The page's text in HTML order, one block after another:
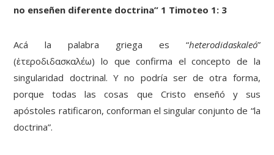
no enseñen diferente doctrina” 1 Timoteo 1: 3
Acá la palabra griega es “heterodidaskaleó”
(ἑτεροδιδασκαλέω) lo que confirma el concepto de la
singularidad doctrinal. Y no podría ser de otra forma,
porque todas las cosas que Cristo enseñó y sus
apóstoles ratificaron, conforman el singular conjunto de “la
doctrina”.